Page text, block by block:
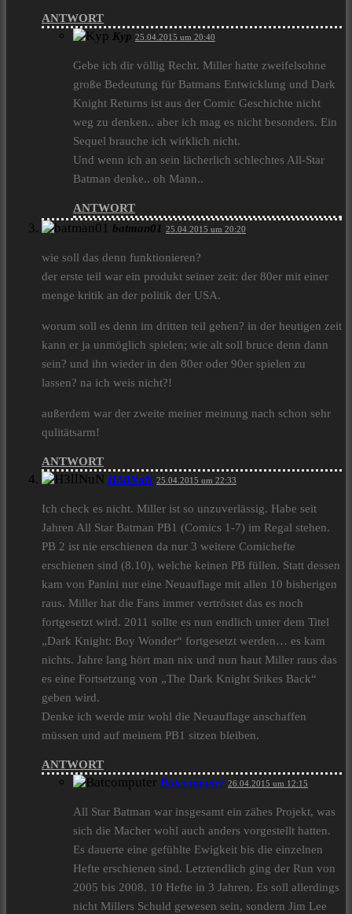
ANTWORT
Kyp 25.04.2015 um 20:40
Gebe ich dir völlig Recht. Miller hatte zweifelsohne
große Bedeutung für Batmans Entwicklung und Dark
Knight Returns ist aus der Comic Geschichte nicht
weg zu denken.. aber ich mag es nicht besonders. Ein
Sequel brauche ich wirklich nicht.
Und wenn ich an sein lächerlich schlechtes All-Star
Batman denke.. oh Mann..
ANTWORT
batman01 25.04.2015 um 20:20
wie soll das denn funktionieren?
der erste teil war ein produkt seiner zeit: der 80er mit einer
menge kritik an der politik der USA.
worum soll es denn im dritten teil gehen? in der heutigen zeit
kann er ja unmöglich spielen; wie alt soll bruce denn dann
sein? und ihn wieder in den 80er oder 90er spielen zu
lassen? na ich weis nicht?!
außerdem war der zweite meiner meinung nach schon sehr
qulitätsarm!
ANTWORT
H3llNuN 25.04.2015 um 22:33
Ich check es nicht. Miller ist so unzuverlässig. Habe seit
Jahren All Star Batman PB1 (Comics 1-7) im Regal stehen.
PB 2 ist nie erschienen da nur 3 weitere Comichefte
erschienen sind (8.10), welche keinen PB füllen. Statt dessen
kam von Panini nur eine Neuauflage mit allen 10 bisherigen
raus. Miller hat die Fans immer vertröstet das es noch
fortgesetzt wird. 2011 sollte es nun endlich unter dem Titel
„Dark Knight: Boy Wonder“ fortgesetzt werden… es kam
nichts. Jahre lang hört man nix und nun haut Miller raus das
es eine Fortsetzung von „The Dark Knight Srikes Back“
geben wird.
Denke ich werde mir wohl die Neuauflage anschaffen
müssen und auf meinem PB1 sitzen bleiben.
ANTWORT
Batcomputer 26.04.2015 um 12:15
All Star Batman war insgesamt ein zähes Projekt, was
sich die Macher wohl auch anders vorgestellt hatten.
Es dauerte eine gefühlte Ewigkeit bis die einzelnen
Hefte erschienen sind. Letztendlich ging der Run von
2005 bis 2008. 10 Hefte in 3 Jahren. Es soll allerdings
nicht Millers Schuld gewesen sein, sondern Jim Lee